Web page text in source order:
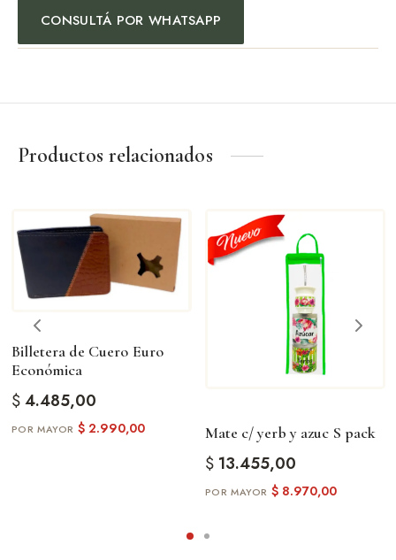
CONSULTÁ POR WHATSAPP
Productos relacionados
Billetera de Cuero Euro
Económica
$4.485,00
$2.990,00 Mate c/ yerb y azuc S pack
$13.455,00
$8.970,00